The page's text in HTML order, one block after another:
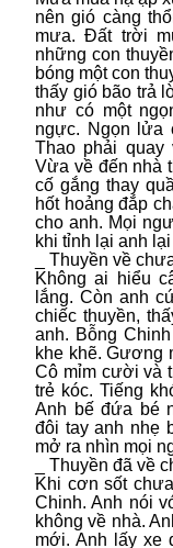
nên gió càng
mưa. Đất trời
những con
bóng một con
thấy gió bão trả
như có một
ngực. Ngọn lửa
Thao phải quay
Vừa về đến nhà
cố gắng thay
hốt hoảng đắp
cho anh. Mọi
khi tỉnh lại anh
_ Thuyền về
Không ai hiểu
lắng. Còn anh
chiếc thuyền,
anh. Bỗng
khe khẽ. Gương
Cô mỉm cười và
trẻ kóc. Tiếng
Anh bế đứa bé
đôi tay anh nhẹ
mở ra nhìn mọi
_ Thuyền đã về
Khi cơn sốt
Chinh. Anh nói
không về nhà.
mới. Anh lấy xe